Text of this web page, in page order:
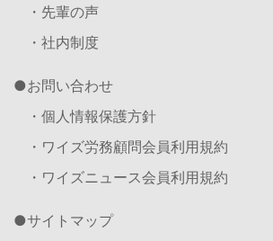
・先輩の声
・社内制度
お問い合わせ
・個人情報保護方針
・ワイズ労務顧問会員利用規約
・ワイズニュース会員利用規約
サイトマップ